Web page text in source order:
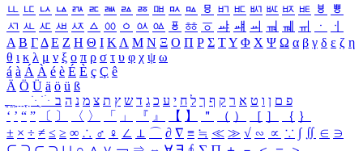
ㅥ ㅦ ㅧ ㅨ ㅩ ㅪ ㅫ ㅬ ㅭ ㅮ ㅯ ㅰ ㅱ ㅲ ㅳ ㅴ ㅵ ㅶ ㅷ ㅸ
ㅹ
ㅺ ㅻ ㅼ ㅽ ㅾ ㅿ ㆀ ㆁ ㆂ ㆃ ㆄ ㆅ ㆆ ㆇ ㆈ ㆉ ㆊ ㆋ ㆌ ㆍ
ㆎ
Α Β ΓΔ Ε Ζ Η Θ Ι ΚΛ Μ Ν Ξ Ο Π Ρ Σ ΤΥ Φ Χ Ψ Ω α β γ δ ε ζ η
θ ι κ λ μ ν ξ ο π ρ σ τ υ φ χ ψ ω
á à Á À é è É È ç Ç ê
Ä Ö Ü ä ö ü ß
ִֶֹ ֻּ ׁׂ פ ם ן ו ט א ר ק ף ך ל ח י ע כ ג ד ש ץ ת צ מ נ ה ב
‘ ’ “ ” 〔 〕 〈 〉 「 」 『 』 【 】 ＂ （ ） ［ ］ ｛ ｝
± × ÷ ≠ ≤ ≥ ∞ ∴ ♂ ♀ ∠ ⊥ ⌒ ∂ ∇ ≡ ≒ ≪ ≫ √ ∽ ∝ ∵ ∫ ∬ ∈ ∋